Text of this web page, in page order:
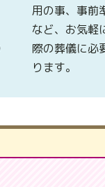
用の事、事前
など、お気軽
際の葬儀に必
ります。